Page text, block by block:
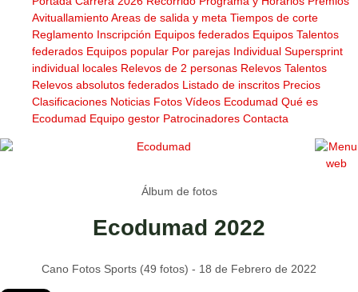
AvituallamientoAreas de salida y meta Tiempos de corte
Reglamento Inscripción Equipos federados Equipos Talentos
federados Equipos popular Por parejas Individual Supersprint
individual locales Relevos de 2 personas Relevos Talentos
Relevos absolutos federados Listado de inscritos Precios
Clasificaciones Noticias Fotos Vídeos Ecodumad Qué es
Ecodumad Equipo gestor Patrocinadores Contacta
Álbum de fotos
Ecodumad 2022
Cano Fotos Sports (49 fotos) - 18 de Febrero de 2022